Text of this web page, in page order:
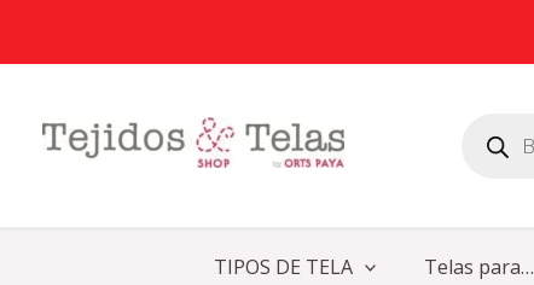
TIPOS DE TELA Telas para…